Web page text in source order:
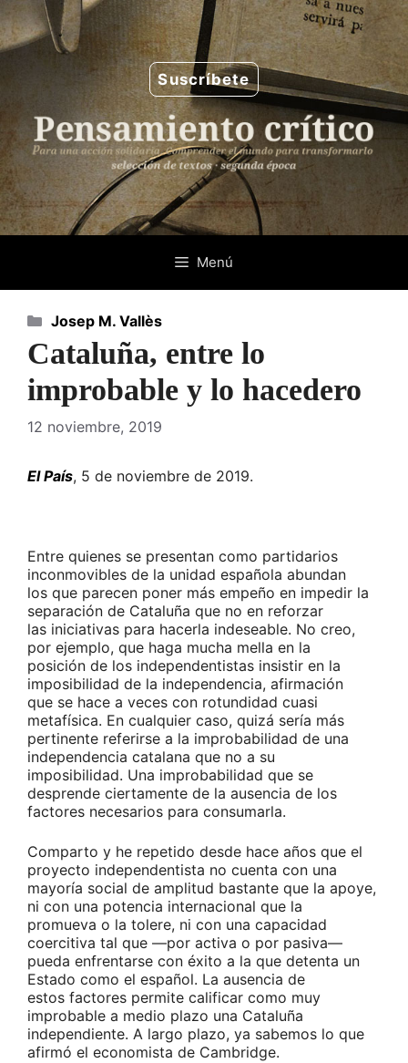
Saltar
al
contenido
Suscríbete
Menú
Cataluña, entre lo
improbable y lo hacedero
12 noviembre, 2019
El País, 5 de noviembre de 2019.
Entre quienes se presentan como partidarios
inconmovibles de la unidad española abundan
los que parecen poner más empeño en impedir la
separación de Cataluña que no en reforzar
las iniciativas para hacerla indeseable. No creo,
por ejemplo, que haga mucha mella en la
posición de los independentistas insistir en la
imposibilidad de la independencia, afirmación
que se hace a veces con rotundidad cuasi
metafísica. En cualquier caso, quizá sería más
pertinente referirse a la improbabilidad de una
independencia catalana que no a su
imposibilidad. Una improbabilidad que se
desprende ciertamente de la ausencia de los
factores necesarios para consumarla.
Comparto y he repetido desde hace años que el
proyecto independentista no cuenta con una
mayoría social de amplitud bastante que la apoye,
ni con una potencia internacional que la
promueva o la tolere, ni con una capacidad
coercitiva tal que —por activa o por pasiva—
pueda enfrentarse con éxito a la que detenta un
Estado como el español. La ausencia de
estos factores permite calificar como muy
improbable a medio plazo una Cataluña
independiente. A largo plazo, ya sabemos lo que
afirmó el economista de Cambridge.
Categorías
Josep M. Vallès